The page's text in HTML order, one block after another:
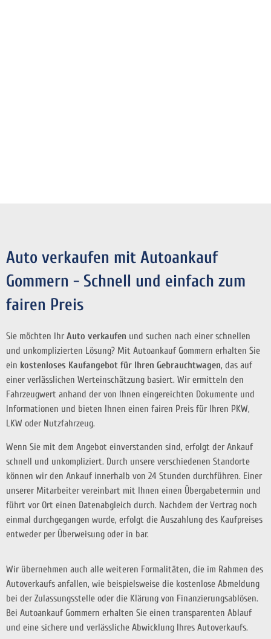
Auto verkaufen mit Autoankauf
Gommern - Schnell und einfach zum
fairen Preis
Sie möchten IhrAuto verkaufen und suchen nach einer schnellen
und unkomplizierten Lösung? Mit Autoankauf Gommern erhalten Sie
ein kostenloses Kaufangebot für Ihren Gebrauchtwagen, das auf
einer verlässlichen Werteinschätzung basiert. Wir ermitteln den
Fahrzeugwert anhand der von Ihnen eingereichten Dokumente und
Informationen und bieten Ihnen einen fairen Preis für Ihren PKW,
LKW oder Nutzfahrzeug.
Wenn Sie mit dem Angebot einverstanden sind, erfolgt der Ankauf
schnell und unkompliziert. Durch unsere verschiedenen Standorte
können wir den Ankauf innerhalb von 24 Stunden durchführen. Einer
unserer Mitarbeiter vereinbart mit Ihnen einen Übergabetermin und
führt vor Ort einen Datenabgleich durch. Nachdem der Vertrag noch
einmal durchgegangen wurde, erfolgt die Auszahlung des Kaufpreises
entweder per Überweisung oder in bar.
Wir übernehmen auch alle weiteren Formalitäten, die im Rahmen des
Autoverkaufs anfallen, wie beispielsweise die kostenlose Abmeldung
bei der Zulassungsstelle oder die Klärung von Finanzierungsablösen.
Bei Autoankauf Gommern erhalten Sie einen transparenten Ablauf
und eine sichere und verlässliche Abwicklung Ihres Autoverkaufs.